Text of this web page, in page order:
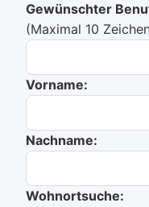
Gewünschter
(Maximal 10
Vorname:
Nachname:
Wohnortsuche: